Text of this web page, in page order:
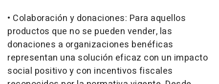
• Colaboración y donaciones: Para aquellos
productos que no se pueden vender, las
donaciones a organizaciones benéficas
representan una solución eficaz con un impacto
social positivo y con incentivos fiscales